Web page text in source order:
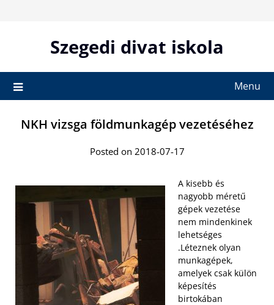
Szegedi divat iskola
Menu
NKH vizsga földmunkagép vezetéséhez
Posted on 2018-07-17
A kisebb és
nagyobb méretű
gépek vezetése
nem mindenkinek
lehetséges
.Léteznek olyan
munkagépek,
amelyek csak külön
képesítés
birtokában